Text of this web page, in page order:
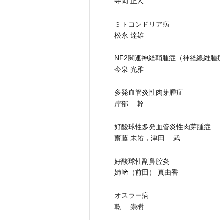
ミトコンドリア病
松永 達雄
NF2関連神経鞘腫症（神経線維腫
今泉 光雅
多発血管炎性肉芽腫症
岸部 幹
好酸球性多発血管炎性肉芽腫症
齋藤 未佑，津田 武
好酸球性副鼻腔炎
姉﨑（前田） 真由香
オスラー病
乾 崇樹